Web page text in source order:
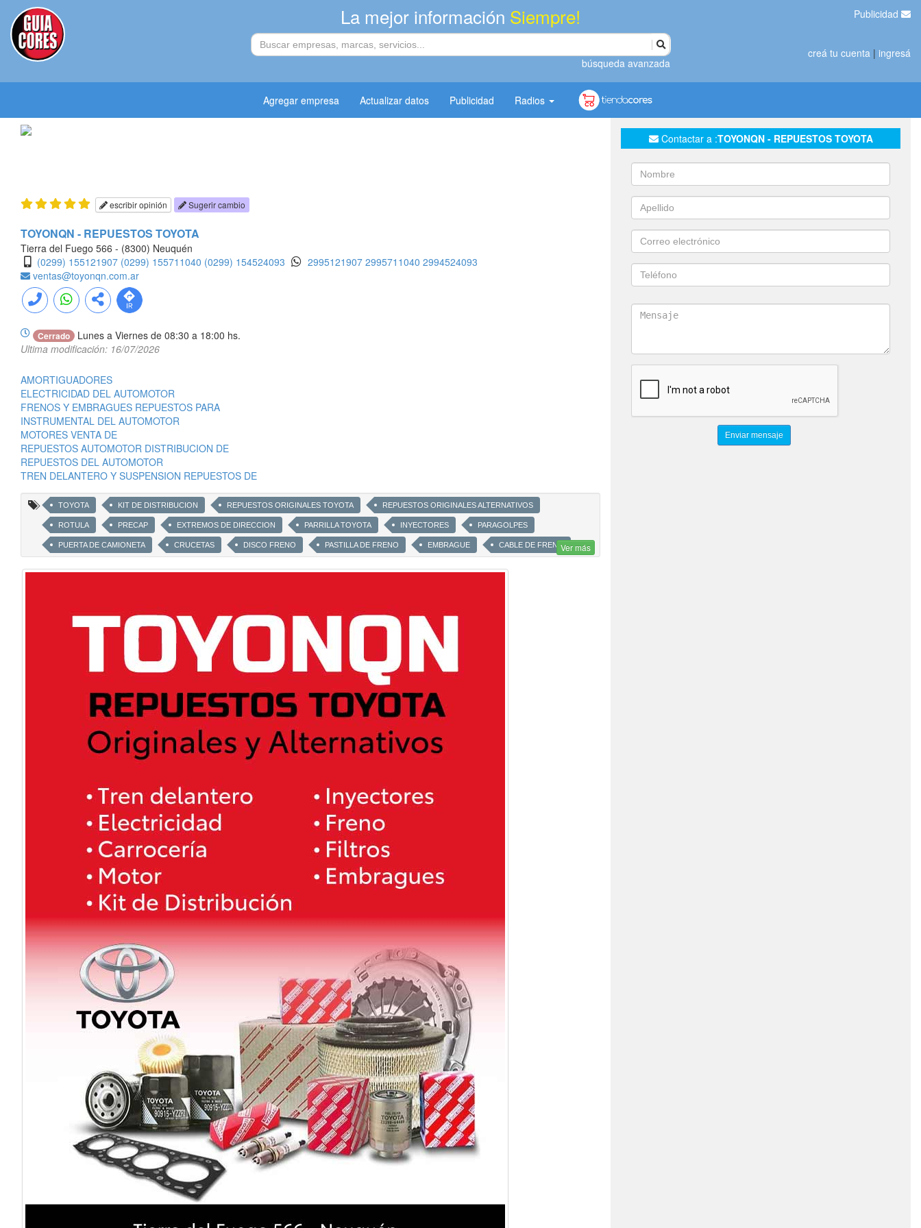
La mejor información Siempre!
búsqueda avanzada
Publicidad
creá tu cuenta | ingresá
Agregar empresa Actualizar datos Publicidad Radios
escribir opinión Sugerir cambio
TOYONQN - REPUESTOS TOYOTA
Tierra del Fuego 566 - (8300) Neuquén
(0299) 155121907 (0299) 155711040 (0299) 154524093 2995121907 2995711040 2994524093
ventas@toyonqn.com.ar
Cerrado
Lunes a Viernes de 08:30 a 18:00 hs.
Ultima modificación: 16/07/2026
AMORTIGUADORES
ELECTRICIDAD DEL AUTOMOTOR
FRENOS Y EMBRAGUES REPUESTOS PARA
INSTRUMENTAL DEL AUTOMOTOR
MOTORES VENTA DE
REPUESTOS AUTOMOTOR DISTRIBUCION DE
REPUESTOS DEL AUTOMOTOR
TREN DELANTERO Y SUSPENSION REPUESTOS DE
TOYOTA KIT DE DISTRIBUCION REPUESTOS ORIGINALES TOYOTA REPUESTOS ORIGINALES ALTERNATIVOS
ROTULA PRECAP EXTREMOS DE DIRECCION PARRILLA TOYOTA INYECTORES PARAGOLPES
PUERTA DE CAMIONETA CRUCETAS DISCO FRENO PASTILLA DE FRENO EMBRAGUE CABLE DE FRENOVer más
Contactar a :TOYONQN - REPUESTOS TOYOTA